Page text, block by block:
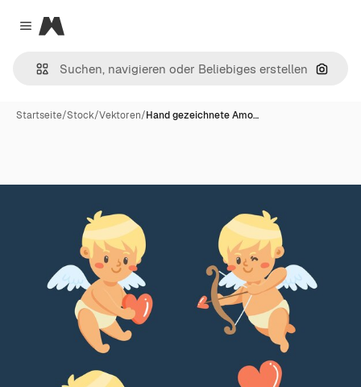
Close menu
Magnific
Nach
Startseite/Stock/Vektoren/Hand gezeichnete Amo…